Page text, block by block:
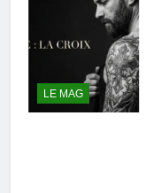
LE MAG